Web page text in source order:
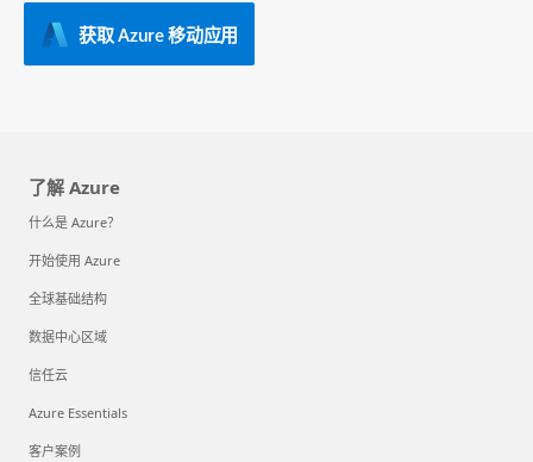
获取 Azure 移动应用
了解 Azure
什么是 Azure？
开始使用 Azure
全球基础结构
数据中心区域
信任云
Azure Essentials
客户案例